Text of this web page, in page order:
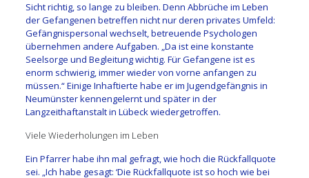
Sicht richtig, so lange zu bleiben. Denn Abbrüche im Leben
der Gefangenen betreffen nicht nur deren privates Umfeld:
Gefängnispersonal wechselt, betreuende Psychologen
übernehmen andere Aufgaben. „Da ist eine konstante
Seelsorge und Begleitung wichtig. Für Gefangene ist es
enorm schwierig, immer wieder von vorne anfangen zu
müssen.“ Einige Inhaftierte habe er im Jugendgefängnis in
Neumünster kennengelernt und später in der
Langzeithaftanstalt in Lübeck wiedergetroffen.
Viele Wiederholungen im Leben
Ein Pfarrer habe ihn mal gefragt, wie hoch die Rückfallquote
sei. „Ich habe gesagt: ‘Die Rückfallquote ist so hoch wie bei